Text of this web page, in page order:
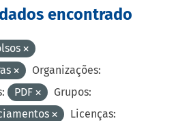
encontrado
Organizações:
PDF
Grupos:
Licenças: